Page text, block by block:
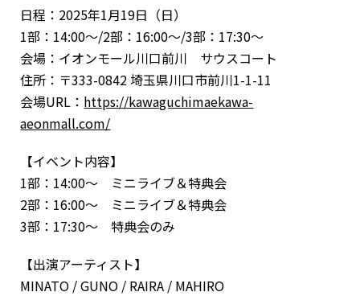
日程：2025年1月19日（日）
1部：14:00～/2部：16:00～/3部：17:30〜
会場：イオンモール川口前川 サウスコート
住所：〒333-0842 埼玉県川口市前川1-1-11
会場URL： https://kawaguchimaekawa-
aeonmall.com/
【イベント内容】
1部：14:00～ ミニライブ＆特典会
2部：16:00～ ミニライブ＆特典会
3部：17:30〜 特典会のみ
【出演アーティスト】
MINATO / GUNO / RAIRA / MAHIRO